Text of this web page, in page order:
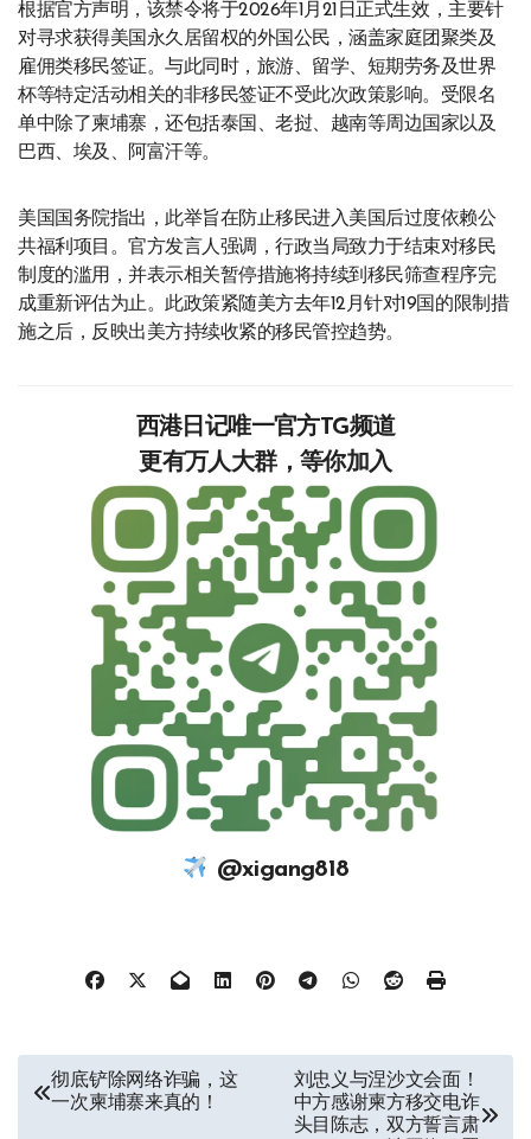
根据官方声明，该禁令将于2026年1月21日正式生效，主要针
对寻求获得美国永久居留权的外国公民，涵盖家庭团聚类及
雇佣类移民签证。与此同时，旅游、留学、短期劳务及世界
杯等特定活动相关的非移民签证不受此次政策影响。受限名
单中除了柬埔寨，还包括泰国、老挝、越南等周边国家以及
巴西、埃及、阿富汗等。
美国国务院指出，此举旨在防止移民进入美国后过度依赖公
共福利项目。官方发言人强调，行政当局致力于结束对移民
制度的滥用，并表示相关暂停措施将持续到移民筛查程序完
成重新评估为止。此政策紧随美方去年12月针对19国的限制措
施之后，反映出美方持续收紧的移民管控趋势。
西港日记唯一官方TG频道
更有万人大群，等你加入‍‍‍‍‍‍‍‍‍‍‍‍‍
@xigang818
彻底铲除网络诈骗，这
一次柬埔寨来真的！
刘忠义与涅沙文会面！
中方感谢柬方移交电诈
头目陈志，双方誓言肃